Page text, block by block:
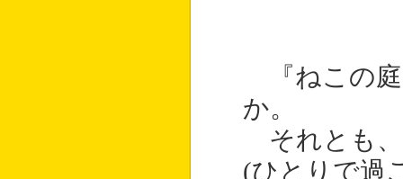
『ねこの庭
か。
それとも、
(ひとりで過